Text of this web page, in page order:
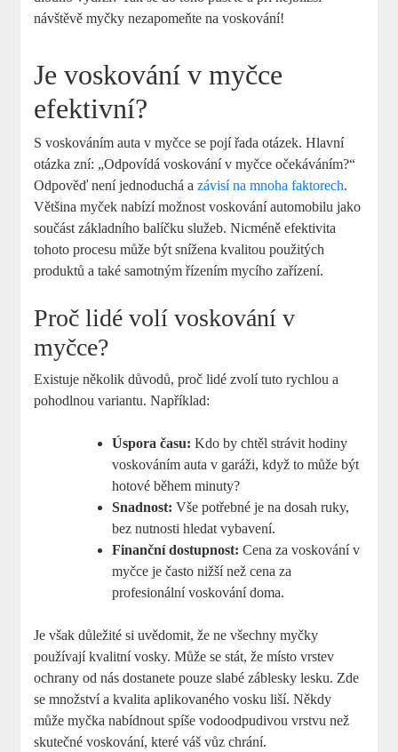
návštěvě myčky nezapomeňte na voskování!
Je voskování v myčce
efektivní?
S voskováním auta v myčce se pojí řada otázek. Hlavní
otázka zní: „Odpovídá voskování v myčce očekáváním?“
Odpověď není jednoduchá azávisí na mnoha faktorech.
Většina myček nabízí možnost voskování automobilu jako
součást základního balíčku služeb. Nicméně efektivita
tohoto procesu může být snížena kvalitou použitých
produktů a také samotným řízením mycího zařízení.
Proč lidé volí voskování v
myčce?
Existuje několik důvodů, proč lidé zvolí tuto rychlou a
pohodlnou variantu. Například:
Úspora času: Kdo by chtěl strávit hodiny
voskováním auta v garáži, když to může být
hotové během minuty?
Snadnost: Vše potřebné je na dosah ruky,
bez nutnosti hledat vybavení.
Finanční dostupnost: Cena za voskování v
myčce je často nižší než cena za
profesionální voskování doma.
Je však důležité si uvědomit, že ne všechny myčky
používají kvalitní vosky. Může se stát, že místo vrstev
ochrany od nás dostanete pouze slabé záblesky lesku. Zde
se množství a kvalita aplikovaného vosku liší. Někdy
může myčka nabídnout spíše vodoodpudivou vrstvu než
skutečné voskování, které váš vůz chrání.